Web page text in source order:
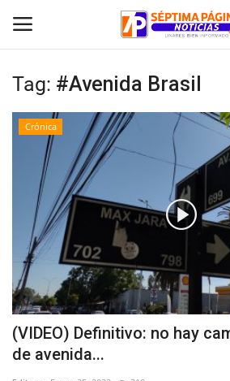
Inicio
Crónica
Policial
Tribunales
Deporte
Política
Espectáculos
Tag: #Avenida Brasil
Crónica
(VIDEO) Definitivo: no hay
de avenida...